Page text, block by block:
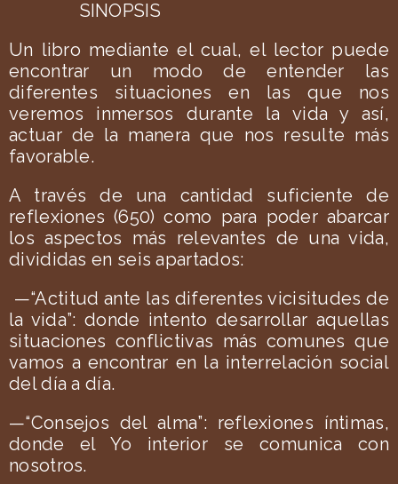
SINOPSIS
Un libro mediante el cual, el lector puede
encontrar un modo de entender las
diferentes situaciones en las que nos
veremos inmersos durante la vida y así,
actuar de la manera que nos resulte más
favorable.
A través de una cantidad suficiente de
reflexiones (650) como para poder abarcar
los aspectos más relevantes de una vida,
divididas en seis apartados:
—“Actitud ante las diferentes vicisitudes de
la vida”: donde intento desarrollar aquellas
situaciones conflictivas más comunes que
vamos a encontrar en la interrelación social
del día a día.
—“Consejos del alma”: reflexiones íntimas,
donde el Yo interior se comunica con
nosotros.